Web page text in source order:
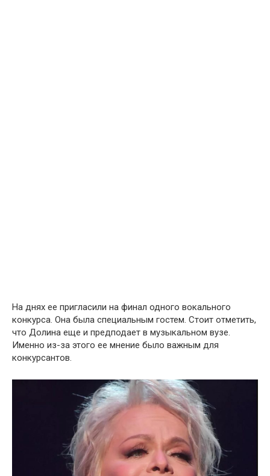
На днях ее пригласили на финал одного вокального
конкурса. Она была специальным гостем. Стоит отметить,
что Долина еще и предподает в музыкальном вузе.
Именно из-за этого ее мнение было важным для
конкурсантов.